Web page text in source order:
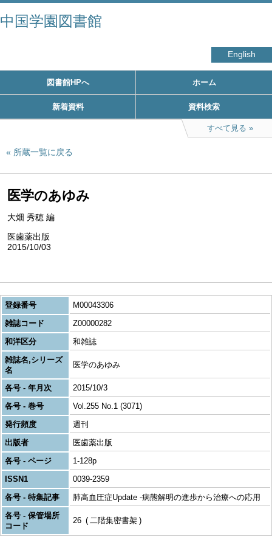
中国学園図書館
English
図書館HPへ ホーム
新着資料 資料検索
すべて見る
所蔵一覧に戻る
医学のあゆみ
大畑 秀穂 編
医歯薬出版
2015/10/03
登録番号
M00043306
雑誌コード
Z00000282
和洋区分
和雑誌
雑誌名,シリーズ
名
医学のあゆみ
各号 - 年月次
2015/10/3
各号 - 巻号
Vol.255 No.1 (3071)
発行頻度
週刊
出版者
医歯薬出版
各号 - ページ
1-128p
ISSN1
0039-2359
各号 - 特集記事
肺高血圧症Update -病態解明の進歩から治療への応用
各号 - 保管場所
コード
26 二階集密書架